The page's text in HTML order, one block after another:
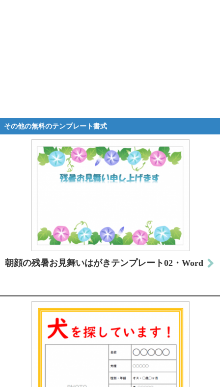
その他の無料のテンプレート書式
朝顔の残暑お見舞いはがきテンプレート02・Word